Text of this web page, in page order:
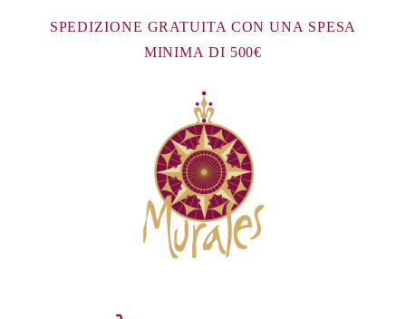
SPEDIZIONE GRATUITA CON UNA SPESA
MINIMA DI 500€